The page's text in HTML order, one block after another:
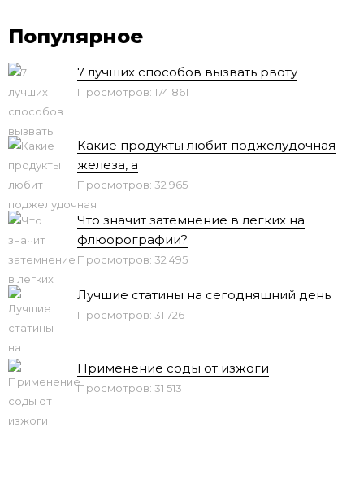
Популярное
7 лучших способов вызвать рвоту
Просмотров: 174 861
Какие продукты любит поджелудочная
железа, а
Просмотров: 32 965
Что значит затемнение в легких на
флюорографии?
Просмотров: 32 495
Лучшие статины на сегодняшний день
Просмотров: 31 726
Применение соды от изжоги
Просмотров: 31 513